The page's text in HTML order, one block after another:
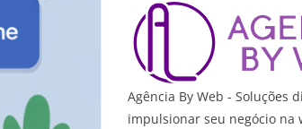
Agência By Web - Soluções
impulsionar seu negócio na